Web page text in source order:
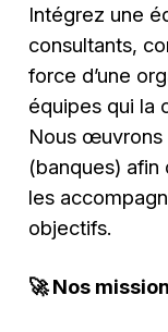
Intégrez une
consultants,
force d’une
équipes qui la
Nous œuvrons
(banques)
les
objectifs.
🚀Nos